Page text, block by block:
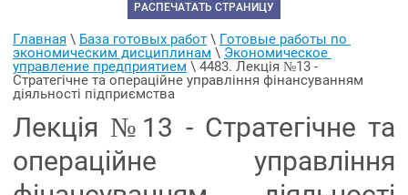
РАСПЕЧАТАТЬ СТРАНИЦУ
Главная \ База готовых работ \ Готовые работы по
экономическим дисциплинам \ Экономическое
управление предприятием \ 4483. Лекція №13 -
Стратегічне та операційне управління фінансуванням
діяльності підприємства
Лекція №13 - Стратегічне та
операційне управління